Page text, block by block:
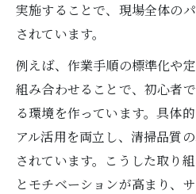
実施することで、現場全体の
されています。
例えば、作業手順の標準化や
組み合わせることで、初心者
る環境を作っています。具体
アル活用を両立し、清掃品質
されています。こうした取り
とモチベーションが高まり、